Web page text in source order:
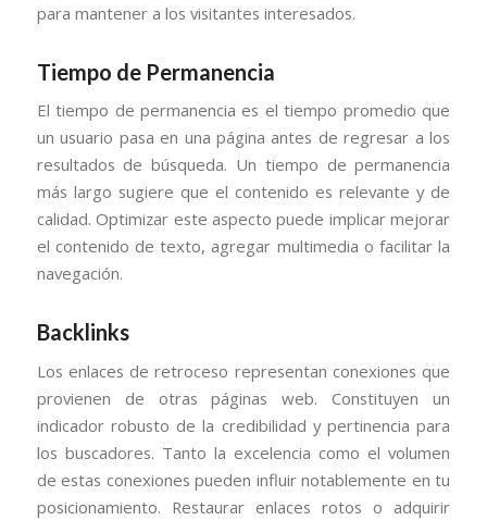
para mantener a los visitantes interesados.
Tiempo de Permanencia
El tiempo de permanencia es el tiempo promedio que
un usuario pasa en una página antes de regresar a los
resultados de búsqueda. Un tiempo de permanencia
más largo sugiere que el contenido es relevante y de
calidad. Optimizar este aspecto puede implicar mejorar
el contenido de texto, agregar multimedia o facilitar la
navegación.
Backlinks
Los enlaces de retroceso representan conexiones que
provienen de otras páginas web. Constituyen un
indicador robusto de la credibilidad y pertinencia para
los buscadores. Tanto la excelencia como el volumen
de estas conexiones pueden influir notablemente en tu
posicionamiento. Restaurar enlaces rotos o adquirir